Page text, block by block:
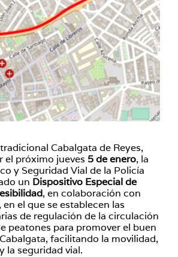
Cabalgata de Reyes,
el próximo jueves 5 de enero, la
y Seguridad Vial de la Policía
un Dispositivo Especial de
, en colaboración con
el que se establecen las
de regulación de la circulación
peatones para promover el buen
facilitando la movilidad,
la seguridad vial.